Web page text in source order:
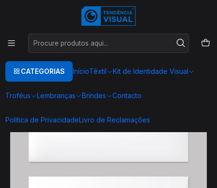
CATEGORIAS InícioTêxtil Kit de Identidade Visual
Troféus Lembranças Brindes Contacto
Politica de PrivacidadeLivro de Reclamações
Este é o texto do slideLer mais